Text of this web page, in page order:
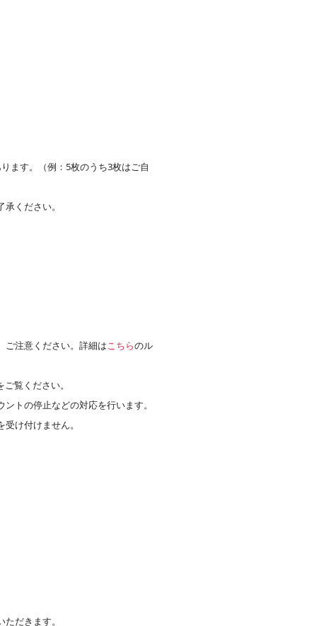
ます。（例：5枚のうち3枚はご自
ください。
ご注意ください。詳細はこちらのル
ご覧ください。
トの停止などの対応を行います。
け付けません。
だきます。